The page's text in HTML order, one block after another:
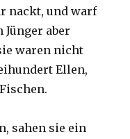
nackt, und warf
Jünger aber
waren nicht
Ellen,
sahen sie ein